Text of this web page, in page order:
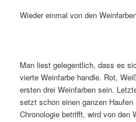
Wieder einmal von den
Man liest gelegentlich, dass es
vierte Weinfarbe handle. Rot,
ersten drei Weinfarben sein.
setzt schon einen ganzen
Chronologie betrifft, wird von den